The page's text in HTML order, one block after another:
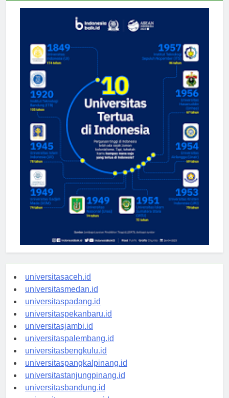
universitasaceh.id
universitasmedan.id
universitaspadang.id
universitaspekanbaru.id
universitasjambi.id
universitaspalembang.id
universitasbengkulu.id
universitaspangkalpinang.id
universitastanjungpinang.id